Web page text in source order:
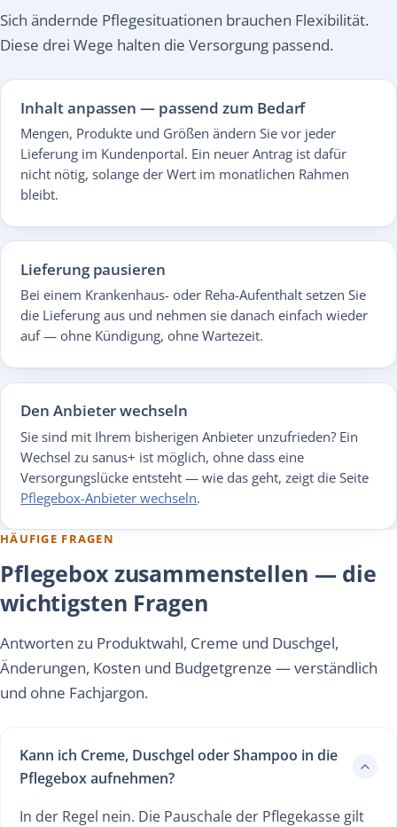
Sich ändernde Pflegesituationen brauchen Flexibilität.
Diese drei Wege halten die Versorgung passend.
Inhalt anpassen — passend zum Bedarf
Mengen, Produkte und Größen ändern Sie vor jeder
Lieferung im Kundenportal. Ein neuer Antrag ist dafür
nicht nötig, solange der Wert im monatlichen Rahmen
bleibt.
Lieferung pausieren
Bei einem Krankenhaus- oder Reha-Aufenthalt setzen Sie
die Lieferung aus und nehmen sie danach einfach wieder
auf — ohne Kündigung, ohne Wartezeit.
Den Anbieter wechseln
Sie sind mit Ihrem bisherigen Anbieter unzufrieden? Ein
Wechsel zu sanus+ ist möglich, ohne dass eine
Versorgungslücke entsteht — wie das geht, zeigt die Seite
Pflegebox-Anbieter wechseln.
HÄUFIGE FRAGEN
Pflegebox zusammenstellen — die
wichtigsten Fragen
Antworten zu Produktwahl, Creme und Duschgel,
Änderungen, Kosten und Budgetgrenze — verständlich
und ohne Fachjargon.
Kann ich Creme, Duschgel oder Shampoo in die
Pflegebox aufnehmen?
In der Regel nein. Die Pauschale der Pflegekasse gilt